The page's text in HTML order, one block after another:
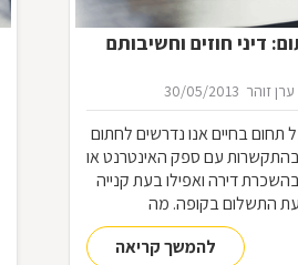
דיני חוזים וחשיבותם
זוהר 30/05/2013
בחיים אנו נדרשים לחתום
עם ספק האינטרנט או
דירה ואפילו בעת קנייה
התשלום בקופה. מה
של היותנו צד בחוזה, מתי ניתן
והאם כל הסכם מחייב אותנו
להמשך קריאה